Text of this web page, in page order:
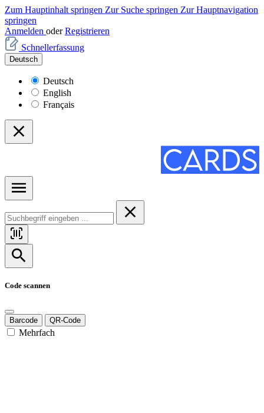
Zum Hauptinhalt springen Zur Suche springen Zur Hauptnavigation
springen
Anmelden oder Registrieren
Schnellerfassung
Deutsch
Deutsch
English
Français
Code scannen
Barcode QR-Code
Mehrfach